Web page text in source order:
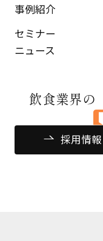
飲食業界の
事例紹介
セミナー
ニュース
採用情報